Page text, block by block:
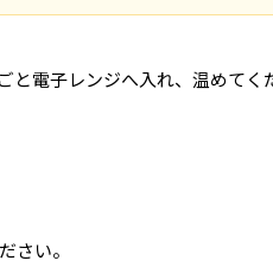
電子レンジへ入れ、温めてく
さい。